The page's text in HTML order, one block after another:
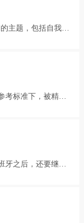
A1级别的课程涵盖了15课的内容，涉及12个不同的主题，包括自我介绍与介绍他人、描述人物外貌